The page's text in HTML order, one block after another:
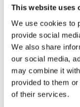
This website uses
We use cookies to
provide social
We also share
our social media,
may combine it
provided to them
of their services.
filiales non
mais aussi en
Unis. Le groupe
développement
Suède.
En 2018, LVI
ans. Les
promesses,